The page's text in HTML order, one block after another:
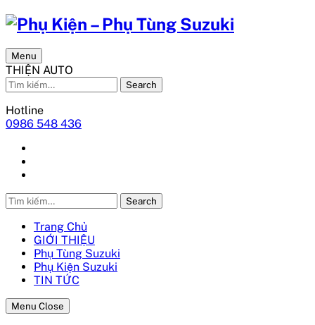
Menu
THIỆN AUTO
Search
Hotline
0986 548 436
Search
Trang Chủ
GIỚI THIỆU
Phụ Tùng Suzuki
Phụ Kiện Suzuki
TIN TỨC
Menu Close